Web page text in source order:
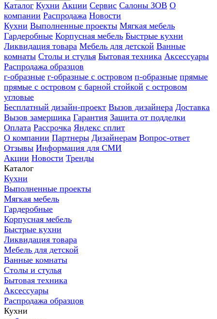
Каталог Кухни Акции Сервис Салоны ЗОВ О
компании Распродажа Новости
Кухни Выполненные проекты Мягкая мебель
Гардеробные Корпусная мебель Быстрые кухни
Ликвидация товара Мебель для детской Ванные
комнаты Столы и стулья Бытовая техника Аксессуары
Распродажа образцов
г-образные г-образные с островом п-образные прямые
прямые с островом с барной стойкой с островом
угловые
Бесплатный дизайн-проект Вызов дизайнера Доставка
Вызов замерщика Гарантия Защита от подделки
Оплата Рассрочка Яндекс сплит
О компании Партнеры Дизайнерам Вопрос-ответ
Отзывы Информация для СМИ
Акции Новости Тренды
Каталог
Кухни
Выполненные проекты
Мягкая мебель
Гардеробные
Корпусная мебель
Быстрые кухни
Ликвидация товара
Мебель для детской
Ванные комнаты
Столы и стулья
Бытовая техника
Аксессуары
Распродажа образцов
Кухни